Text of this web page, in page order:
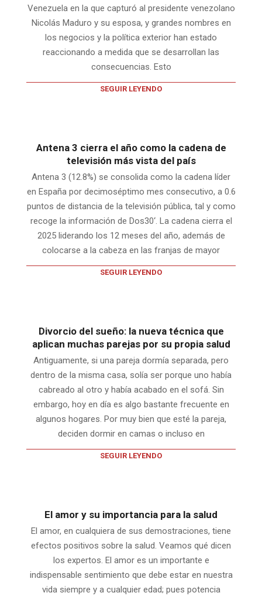
Venezuela en la que capturó al presidente venezolano
Nicolás Maduro y su esposa, y grandes nombres en
los negocios y la política exterior han estado
reaccionando a medida que se desarrollan las
consecuencias. Esto
SEGUIR LEYENDO
Antena 3 cierra el año como la cadena de
televisión más vista del país
Antena 3 (12.8%) se consolida como la cadena líder
en España por decimoséptimo mes consecutivo, a 0.6
puntos de distancia de la televisión pública, tal y como
recoge la información de Dos30‘. La cadena cierra el
2025 liderando los 12 meses del año, además de
colocarse a la cabeza en las franjas de mayor
SEGUIR LEYENDO
Divorcio del sueño: la nueva técnica que
aplican muchas parejas por su propia salud
Antiguamente, si una pareja dormía separada, pero
dentro de la misma casa, solía ser porque uno había
cabreado al otro y había acabado en el sofá. Sin
embargo, hoy en día es algo bastante frecuente en
algunos hogares. Por muy bien que esté la pareja,
deciden dormir en camas o incluso en
SEGUIR LEYENDO
El amor y su importancia para la salud
El amor, en cualquiera de sus demostraciones, tiene
efectos positivos sobre la salud. Veamos qué dicen
los expertos. El amor es un importante e
indispensable sentimiento que debe estar en nuestra
vida siempre y a cualquier edad; pues potencia